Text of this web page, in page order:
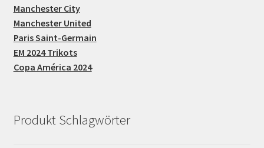
Manchester City
Manchester United
Paris Saint-Germain
EM 2024 Trikots
Copa América 2024
Produkt Schlagwörter